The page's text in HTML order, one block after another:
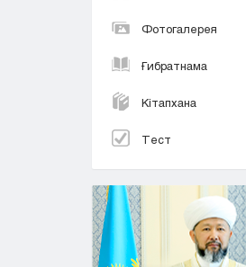
Фотогалерея
Ғибратнама
Кітапхана
Тест